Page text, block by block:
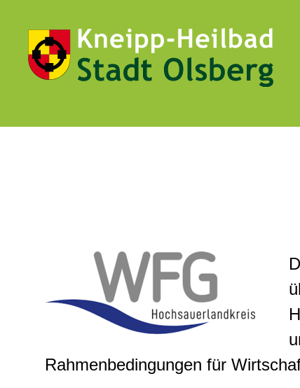
Rahmenbedingungen für